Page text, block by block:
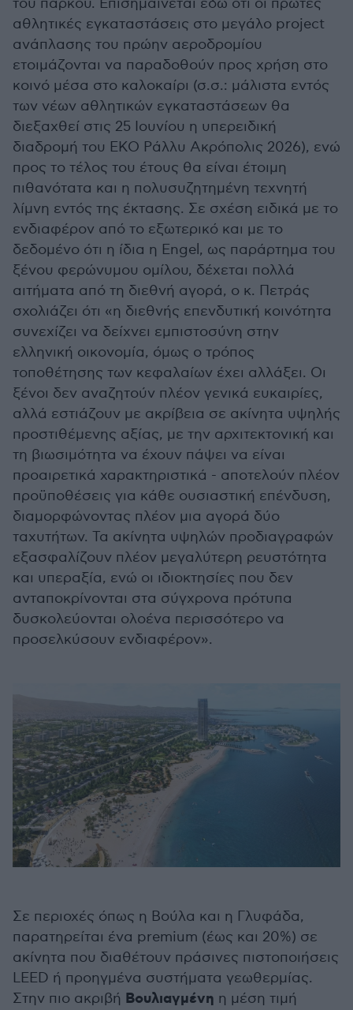
του πάρκου. Επισημαίνεται εδώ ότι οι πρώτες
αθλητικές εγκαταστάσεις στο μεγάλο project
ανάπλασης του πρώην αεροδρομίου
ετοιμάζονται να παραδοθούν προς χρήση στο
κοινό μέσα στο καλοκαίρι (σ.σ.: μάλιστα εντός
των νέων αθλητικών εγκαταστάσεων θα
διεξαχθεί στις 25 Ιουνίου η υπερειδική
διαδρομή του EKO Ράλλυ Ακρόπολις 2026), ενώ
προς το τέλος του έτους θα είναι έτοιμη
πιθανότατα και η πολυσυζητημένη τεχνητή
λίμνη εντός της έκτασης. Σε σχέση ειδικά με το
ενδιαφέρον από το εξωτερικό και με το
δεδομένο ότι η ίδια η Εngel, ως παράρτημα του
ξένου φερώνυμου ομίλου, δέχεται πολλά
αιτήματα από τη διεθνή αγορά, ο κ. Πετράς
σχολιάζει ότι «η διεθνής επενδυτική κοινότητα
συνεχίζει να δείχνει εμπιστοσύνη στην
ελληνική οικονομία, όμως ο τρόπος
τοποθέτησης των κεφαλαίων έχει αλλάξει. Οι
ξένοι δεν αναζητούν πλέον γενικά ευκαιρίες,
αλλά εστιάζουν με ακρίβεια σε ακίνητα υψηλής
προστιθέμενης αξίας, με την αρχιτεκτονική και
τη βιωσιμότητα να έχουν πάψει να είναι
προαιρετικά χαρακτηριστικά - αποτελούν πλέον
προϋποθέσεις για κάθε ουσιαστική επένδυση,
διαμορφώνοντας πλέον μια αγορά δύο
ταχυτήτων. Τα ακίνητα υψηλών προδιαγραφών
εξασφαλίζουν πλέον μεγαλύτερη ρευστότητα
και υπεραξία, ενώ οι ιδιοκτησίες που δεν
ανταποκρίνονται στα σύγχρονα πρότυπα
δυσκολεύονται ολοένα περισσότερο να
προσελκύσουν ενδιαφέρον».
Σε περιοχές όπως η Βούλα και η Γλυφάδα,
παρατηρείται ένα premium (έως και 20%) σε
ακίνητα που διαθέτουν πράσινες πιστοποιήσεις
LEED ή προηγμένα συστήματα γεωθερμίας.
Στην πιο ακριβή Βουλιαγμένη η μέση τιμή